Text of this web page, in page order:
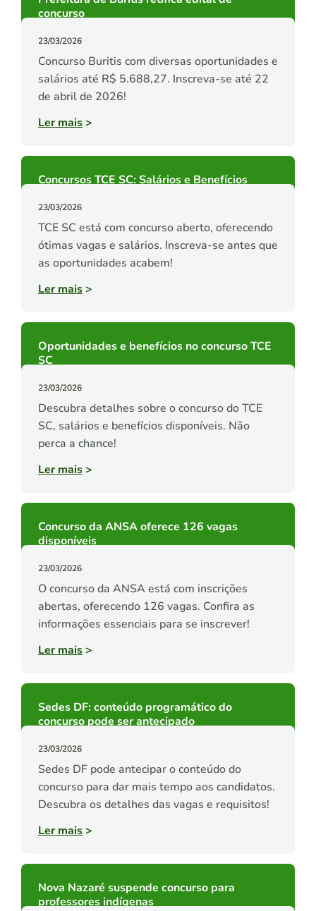
concurso
23/03/2026
Concurso Buritis com diversas oportunidades e
salários até R$ 5.688,27. Inscreva-se até 22
de abril de 2026!
Ler mais>
Concursos TCE SC: Salários e Benefícios
23/03/2026
TCE SC está com concurso aberto, oferecendo
ótimas vagas e salários. Inscreva-se antes que
as oportunidades acabem!
Ler mais>
Oportunidades e benefícios no concurso TCE
SC
23/03/2026
Descubra detalhes sobre o concurso do TCE
SC, salários e benefícios disponíveis. Não
perca a chance!
Ler mais>
Concurso da ANSA oferece 126 vagas
disponíveis
23/03/2026
O concurso da ANSA está com inscrições
abertas, oferecendo 126 vagas. Confira as
informações essenciais para se inscrever!
Ler mais>
Sedes DF: conteúdo programático do
concurso pode ser antecipado
23/03/2026
Sedes DF pode antecipar o conteúdo do
concurso para dar mais tempo aos candidatos.
Descubra os detalhes das vagas e requisitos!
Ler mais>
Nova Nazaré suspende concurso para
professores indígenas